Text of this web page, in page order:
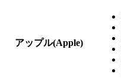
アップル(Apple)